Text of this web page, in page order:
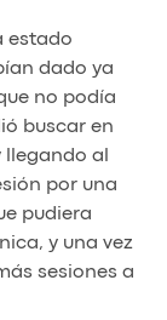
estado
dado ya
no podía
buscar en
al
por una
pudiera
y una vez
sesiones a